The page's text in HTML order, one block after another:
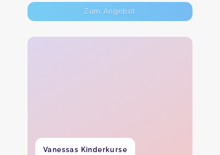
Zum Angebot
Vanessas Kinderkurse